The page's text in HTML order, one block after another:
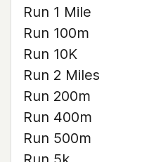
Run 1 Mile
Run 100m
Run 10K
Run 2 Miles
Run 200m
Run 400m
Run 500m